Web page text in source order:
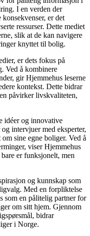
I en verden der
er det
ressurser. Dette mediet
slik at de kan navigere
knyttet til bolig.
er dets fokus på
Ved å kombinere
gir Hjemmehus leserne
kontekst. Dette bidrar
påvirker livskvaliteten,
idéer og innovative
intervjuer med eksperter,
sine egne boliger. Ved å
viser Hjemmehus
er funksjonelt, men
og kunnskap som
Med en forpliktelse
som en pålitelig partner for
om sitt hjem. Gjennom
bidrar
i Norge.